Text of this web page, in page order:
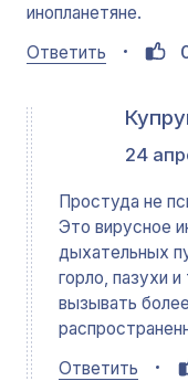
инопланетяне.
Ответить
24
Простуда не
Это вирусное
дыхательных
горло, пазухи
вызывать
Ответить